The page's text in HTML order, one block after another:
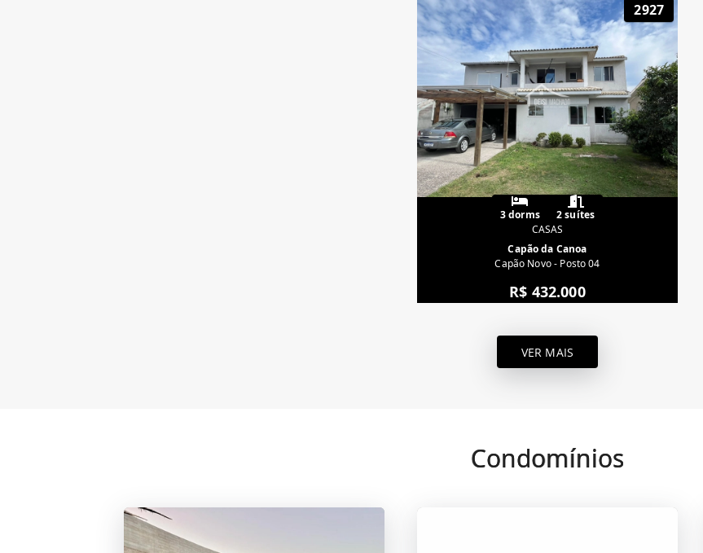
2927
3 dorms
2 suítes
CASAS
Capão da Canoa
Capão Novo - Posto 04
R$ 432.000
VER MAIS
Condomínios